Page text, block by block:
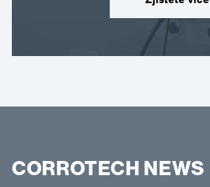
CORROTECH NEWS